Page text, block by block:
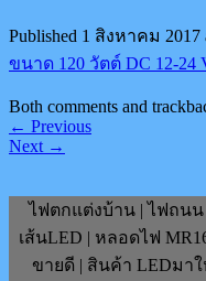
Published 1 สิงหาคม 2017
ขนาด 120 วัตต์ DC 12-24
Both comments and
← Previous
Next →
ไฟตกแต่งบ้าน | ไฟถน
เส้นLED | หลอดไฟ
ขายดี | สินค้า LEDมา